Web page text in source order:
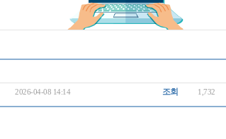
2026-04-08 14:14 조회 1,732